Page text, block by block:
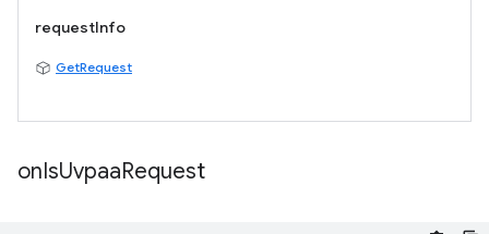
requestInfo
GetRequest
onIsUvpaaRequest